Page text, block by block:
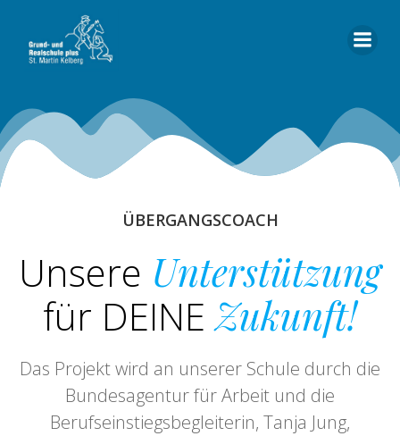
ÜBERGANGSCOACH
Unsere Unterstützung
für DEINEZukunft!
Das Projekt wird an unserer Schule durch die
Bundesagentur für Arbeit und die
Berufseinstiegsbegleiterin, Tanja Jung,